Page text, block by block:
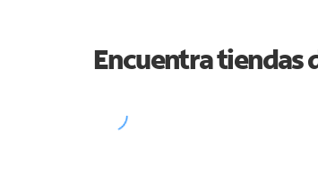
Encuentra tiendas